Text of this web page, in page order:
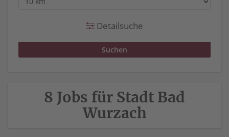
Detailsuche
8 Jobs für Stadt Bad
Wurzach